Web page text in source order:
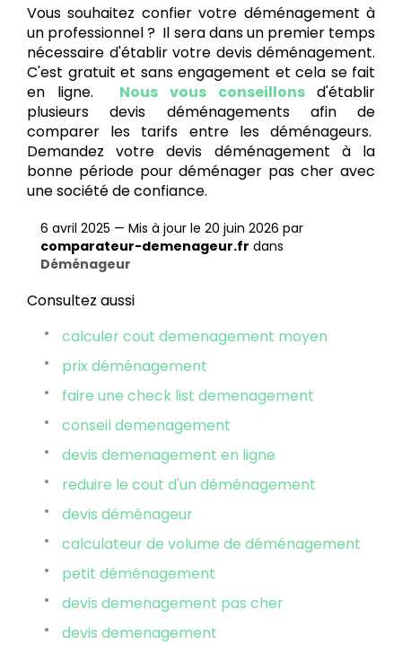
Vous souhaitez confier votre déménagement à
un professionnel ? Il sera dans un premier temps
nécessaire d'établir votre devis déménagement.
C'est gratuit et sans engagement et cela se fait
en ligne. Nous vous conseillons d'établir
plusieurs devis déménagements afin de
comparer les tarifs entre les déménageurs.
Demandez votre devis déménagement à la
bonne période pour déménager pas cher avec
une société de confiance.
6 avril 2025 — Mis à jour le 20 juin 2026 par
comparateur-demenageur.fr dans
Déménageur
Consultez aussi
calculer cout demenagement moyen
prix déménagement
faire une check list demenagement
conseil demenagement
devis demenagement en ligne
reduire le cout d'un déménagement
devis déménageur
calculateur de volume de déménagement
petit déménagement
devis demenagement pas cher
devis demenagement